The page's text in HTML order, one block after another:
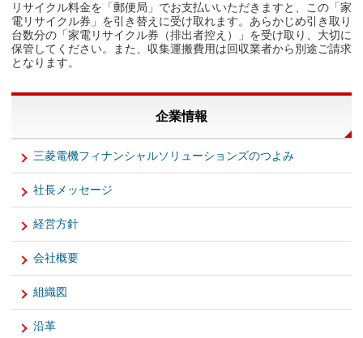
リサイクル料金を「郵便局」でお支払いいただきますと、この「家
電リサイクル券」を引き替えに受け取れます。あらかじめ引き取り
台数分の「家電リサイクル券（排出者控え）」を受け取り、大切に
保管してください。また、収集運搬費用は回収業者から別途ご請求
となります。
企業情報
三菱電機フィナンシャルソリューションズのつよみ
社長メッセージ
経営方針
会社概要
組織図
沿革